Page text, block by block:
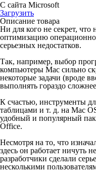
С сайта Microsoft
Загрузить
Описание товара
Ни для кого не секрет, что
оптимизацию
серьезных недостатков.
Так, например, выбор
компьютеры Mac сильно
некоторые задачи (вроде
выполнять гораздо
К счастью, инструменты
таблицами и т. д. на Mac
удобный и популярный
Office.
Несмотря на то, что
здесь он работает ничуть
разработчики сделали
несколькими